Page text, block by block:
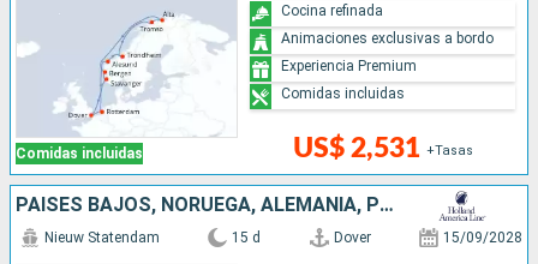
Comidas incluidas US$ 2,531 +Tasas
Cocina refinada
Animaciones exclusivas a bordo
Experiencia Premium
Comidas incluidas
PAISES BAJOS, NORUEGA, ALEMANIA, POLONIA, LITUANIA, LETONIA, DINAMARCA, REINO UNIDO
Nieuw Statendam 15 d Dover 15/09/2028